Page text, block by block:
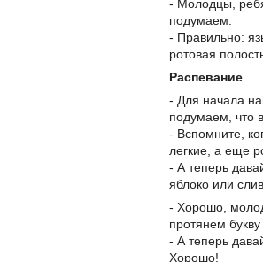
- Молодцы,
подумаем.
- Правильно:
ротовая
Распевание
- Для начала
подумаем, что
- Вспомните,
легкие, а еще
- А теперь
яблоко или
- Хорошо,
протянем
- А теперь
Хорошо!